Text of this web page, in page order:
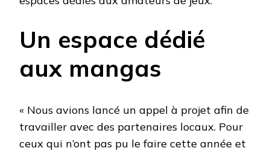
Un espace dédié
aux mangas
« Nous avions lancé un appel à projet afin de
travailler avec des partenaires locaux. Pour
ceux qui n’ont pas pu le faire cette année et